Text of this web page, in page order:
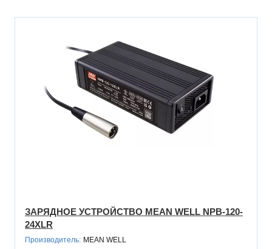
ЗАРЯДНОЕ УСТРОЙСТВО MEAN WELL NPB-120-
24XLR
Производитель: MEAN WELL